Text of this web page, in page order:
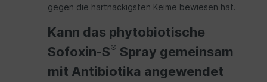
gegen die hartnäckigsten Keime bewiesen hat.
Kann das phytobiotische
Sofoxin-S® Spray gemeinsam
mit Antibiotika angewendet